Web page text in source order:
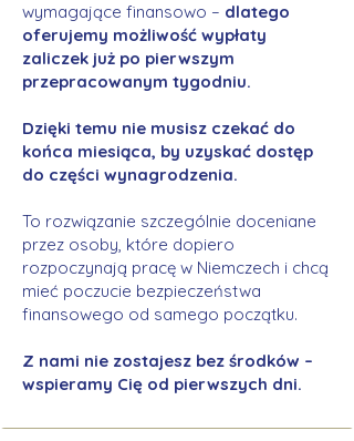
wymagające finansowo – dlatego
oferujemy możliwość wypłaty
zaliczek już po pierwszym
przepracowanym tygodniu.
Dzięki temu nie musisz czekać do
końca miesiąca, by uzyskać dostęp
do części wynagrodzenia.
To rozwiązanie szczególnie doceniane
przez osoby, które dopiero
rozpoczynają pracę w Niemczech i chcą
mieć poczucie bezpieczeństwa
finansowego od samego początku.
Z nami nie zostajesz bez środków –
wspieramy Cię od pierwszych dni.